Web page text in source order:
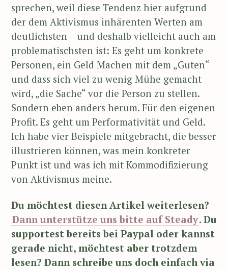
sprechen, weil diese Tendenz hier aufgrund
der dem Aktivismus inhärenten Werten am
deutlichsten – und deshalb vielleicht auch am
problematischsten ist: Es geht um konkrete
Personen, ein Geld Machen mit dem „Guten“
und dass sich viel zu wenig Mühe gemacht
wird, „die Sache“ vor die Person zu stellen.
Sondern eben anders herum. Für den eigenen
Profit. Es geht um Performativität und Geld.
Ich habe vier Beispiele mitgebracht, die besser
illustrieren können, was mein konkreter
Punkt ist und was ich mit Kommodifizierung
von Aktivismus meine.
Du möchtest diesen Artikel weiterlesen?
Dann unterstütze uns bitte auf Steady. Du
supportest bereits bei Paypal oder kannst
gerade nicht, möchtest aber trotzdem
lesen? Dann schreibe uns doch einfach via